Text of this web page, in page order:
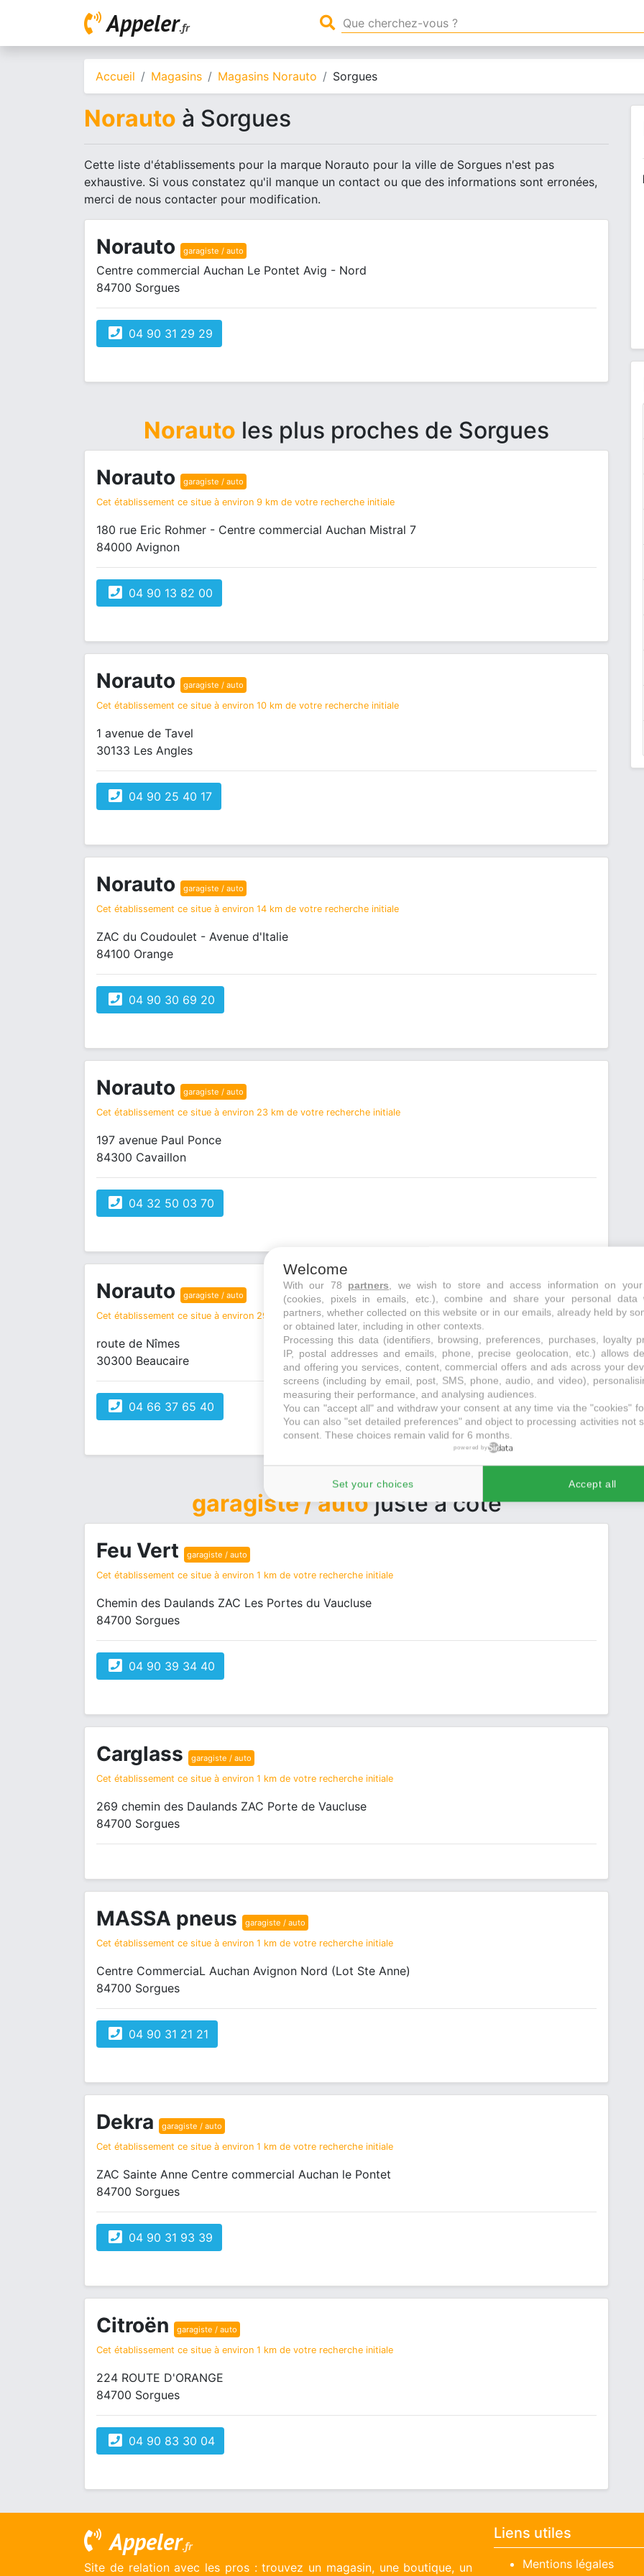
Appeler.fr
Accueil Magasins Magasins Norauto Sorgues
Norauto à Sorgues
Cette liste d'établissements pour la marque Norauto pour la ville de Sorgues n'est pas
exhaustive. Si vous constatez qu'il manque un contact ou que des informations sont erronées,
merci de nous contacter pour modification.
Norauto garagiste / auto
Centre commercial Auchan Le Pontet Avig - Nord
84700 Sorgues
04 90 31 29 29
Norauto les plus proches de Sorgues
Norauto garagiste / auto
Cet établissement ce situe à environ 9 km de votre recherche initiale
180 rue Eric Rohmer - Centre commercial Auchan Mistral 7
84000 Avignon
04 90 13 82 00
Norauto garagiste / auto
Cet établissement ce situe à environ 10 km de votre recherche initiale
1 avenue de Tavel
30133 Les Angles
04 90 25 40 17
Norauto garagiste / auto
Cet établissement ce situe à environ 14 km de votre recherche initiale
ZAC du Coudoulet - Avenue d'Italie
84100 Orange
04 90 30 69 20
Norauto garagiste / auto
Cet établissement ce situe à environ 23 km de votre recherche initiale
197 avenue Paul Ponce
84300 Cavaillon
04 32 50 03 70
Norauto garagiste / auto
Cet établissement ce situe à environ 29 km de votre recherche initiale
route de Nîmes
30300 Beaucaire
04 66 37 65 40
garagiste / autojuste à côté
Feu Vert garagiste / auto
Cet établissement ce situe à environ 1 km de votre recherche initiale
Chemin des Daulands ZAC Les Portes du Vaucluse
84700 Sorgues
04 90 39 34 40
Carglass garagiste / auto
Cet établissement ce situe à environ 1 km de votre recherche initiale
269 chemin des Daulands ZAC Porte de Vaucluse
84700 Sorgues
MASSA pneus garagiste / auto
Cet établissement ce situe à environ 1 km de votre recherche initiale
Centre CommerciaL Auchan Avignon Nord (Lot Ste Anne)
84700 Sorgues
04 90 31 21 21
Dekra garagiste / auto
Cet établissement ce situe à environ 1 km de votre recherche initiale
ZAC Sainte Anne Centre commercial Auchan le Pontet
84700 Sorgues
04 90 31 93 39
Citroën garagiste / auto
Cet établissement ce situe à environ 1 km de votre recherche initiale
224 ROUTE D'ORANGE
84700 Sorgues
04 90 83 30 04
Appeler.fr
Site de relation avec les pros : trouvez un magasin, une boutique, un
Liens utiles
Mentions légales
Welcome
With our 78 partners , we wish to store and access information on
(cookies, pixels in emails, etc.), combine and share your personal data
partners, whether collected on this website or in our emails, already held by
or obtained later, including in other contexts.
Processing this data (identifiers, browsing, preferences, purchases, loyalty
IP, postal addresses and emails, phone, precise geolocation, etc.) allows
and offering you services, content, commercial offers and ads across your
screens (including by email, post, SMS, phone, audio, and video),
measuring their performance, and analysing audiences.
You can "accept all" and withdraw your consent at any time via the "cookies"
You can also "set detailed preferences" and object to processing activities not
consent. These choices remain valid for 6 months.
powered by
Set your choices Accept all